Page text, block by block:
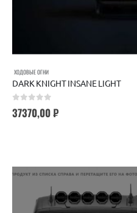
ХОДОВЫЕ ОГНИ
DARK KNIGHT INSANE LIGHT
37370,00₽